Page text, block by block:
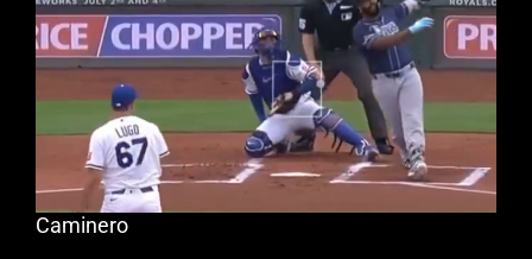
Caminero